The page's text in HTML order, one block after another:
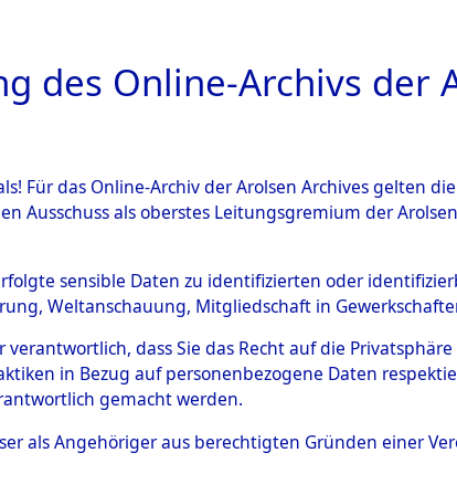
ARCHIVALE ÜBERSICHT
des ITS und
und
und der UN-Staaten in
(Einzelfälle)
des Online-Archivs der
Für das Online-Archiv der Arolsen Archives gelten
Ausschuss als oberstes Leitungsgremium der
sensible Daten zu identifizierten oder
Weltanschauung, Mitgliedschaft in
verantwortlich, dass Sie das Recht auf die
in Bezug auf personenbezogene Daten
gemacht werden.
als Angehöriger aus berechtigten Gründen einer